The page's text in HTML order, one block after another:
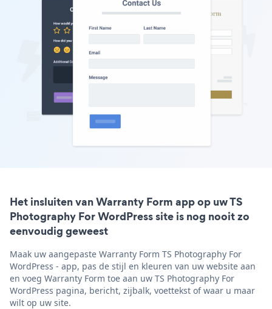
Het insluiten van Warranty Form app op uw TS
Photography For WordPress site is nog nooit zo
eenvoudig geweest
Maak uw aangepaste Warranty Form TS Photography For
WordPress - app, pas de stijl en kleuren van uw website aan
en voeg Warranty Form toe aan uw TS Photography For
WordPress pagina, bericht, zijbalk, voettekst of waar u maar
wilt op uw site.